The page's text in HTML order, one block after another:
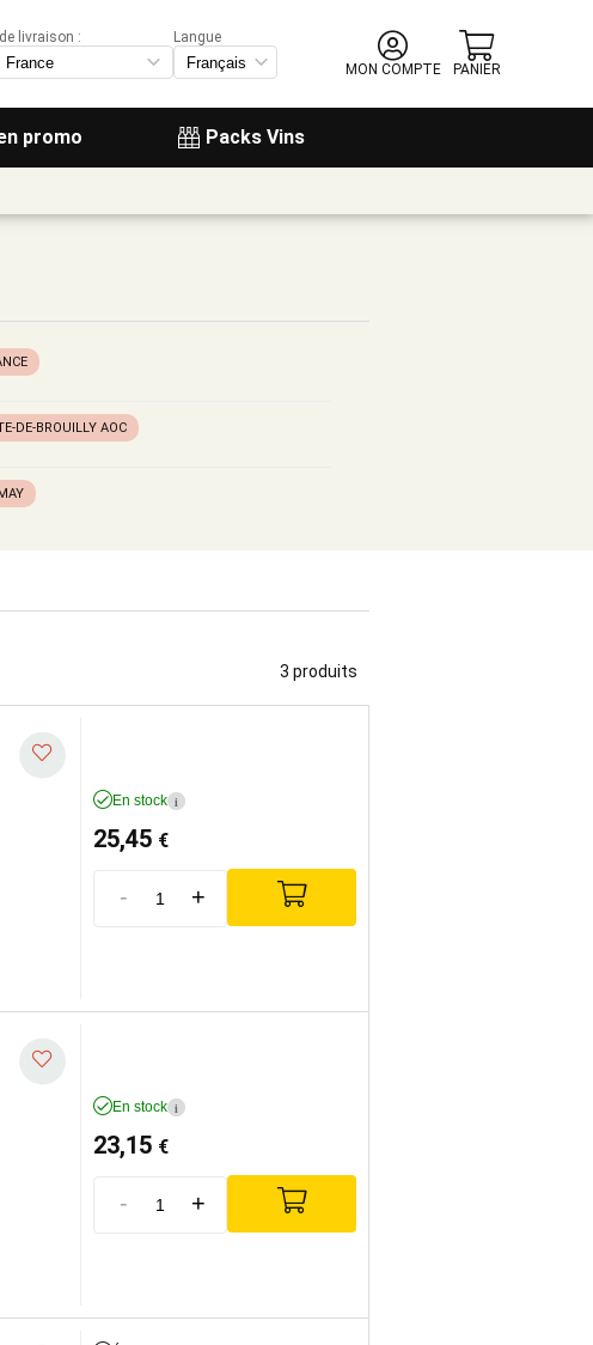
promo Packs Vins
livraison :
Langue
MON COMPTE
PANIER
DE-BROUILLY AOC
3 produits
En stock i
25,45 €
- +
En stock i
23,15 €
- +